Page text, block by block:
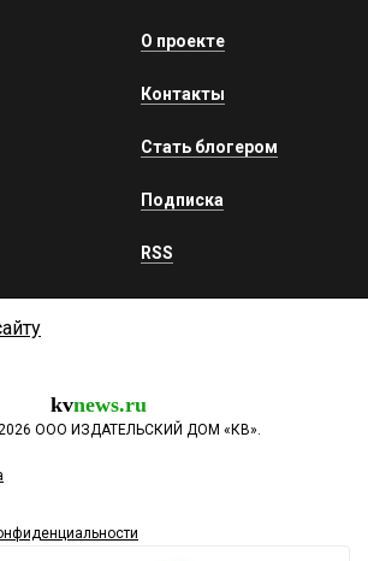
О проекте
Контакты
Стать блогером
Подписка
RSS
kvnews.ru
ООО ИЗДАТЕЛЬСКИЙ ДОМ «КВ».